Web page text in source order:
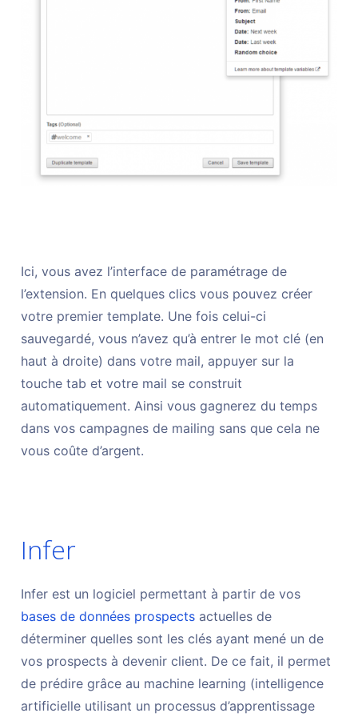
Ici, vous avez l’interface de paramétrage de
l’extension. En quelques clics vous pouvez créer
votre premier template. Une fois celui-ci
sauvegardé, vous n’avez qu’à entrer le mot clé (en
haut à droite) dans votre mail, appuyer sur la
touche tab et votre mail se construit
automatiquement. Ainsi vous gagnerez du temps
dans vos campagnes de mailing sans que cela ne
vous coûte d’argent.
Infer
Infer est un logiciel permettant à partir de vos
bases de données prospects actuelles de
déterminer quelles sont les clés ayant mené un de
vos prospects à devenir client. De ce fait, il permet
de prédire grâce au machine learning (intelligence
artificielle utilisant un processus d’apprentissage